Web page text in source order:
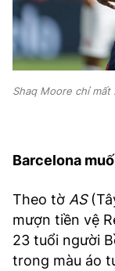
Shaq Moore chỉ
Barcelona
Theo tờ AS
mượn tiền vệ
23 tuổi người
trong màu áo